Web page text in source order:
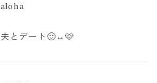
aloha
夫とデート🙂‍↔️🩷